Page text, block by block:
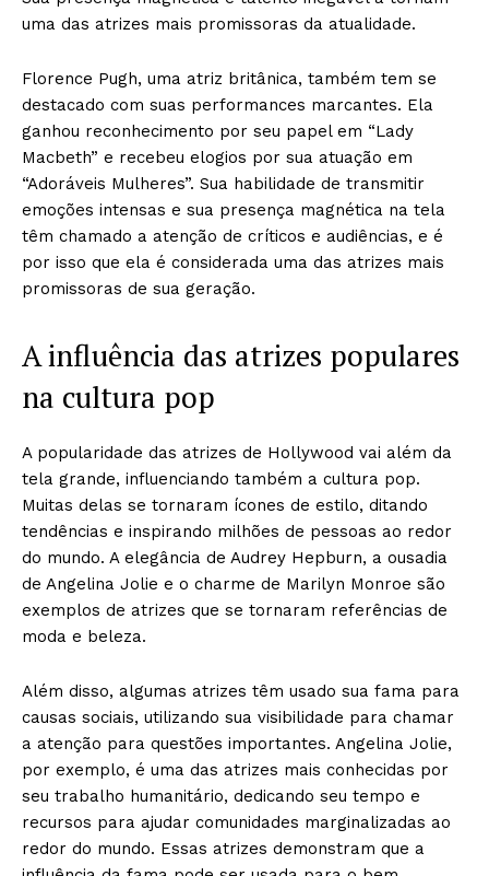
uma das atrizes mais promissoras da atualidade.
Florence Pugh, uma atriz britânica, também tem se
destacado com suas performances marcantes. Ela
ganhou reconhecimento por seu papel em “Lady
Macbeth” e recebeu elogios por sua atuação em
“Adoráveis Mulheres”. Sua habilidade de transmitir
emoções intensas e sua presença magnética na tela
têm chamado a atenção de críticos e audiências, e é
por isso que ela é considerada uma das atrizes mais
promissoras de sua geração.
A influência das atrizes populares
na cultura pop
A popularidade das atrizes de Hollywood vai além da
tela grande, influenciando também a cultura pop.
Muitas delas se tornaram ícones de estilo, ditando
tendências e inspirando milhões de pessoas ao redor
do mundo. A elegância de Audrey Hepburn, a ousadia
de Angelina Jolie e o charme de Marilyn Monroe são
exemplos de atrizes que se tornaram referências de
moda e beleza.
Além disso, algumas atrizes têm usado sua fama para
causas sociais, utilizando sua visibilidade para chamar
a atenção para questões importantes. Angelina Jolie,
por exemplo, é uma das atrizes mais conhecidas por
seu trabalho humanitário, dedicando seu tempo e
recursos para ajudar comunidades marginalizadas ao
redor do mundo. Essas atrizes demonstram que a